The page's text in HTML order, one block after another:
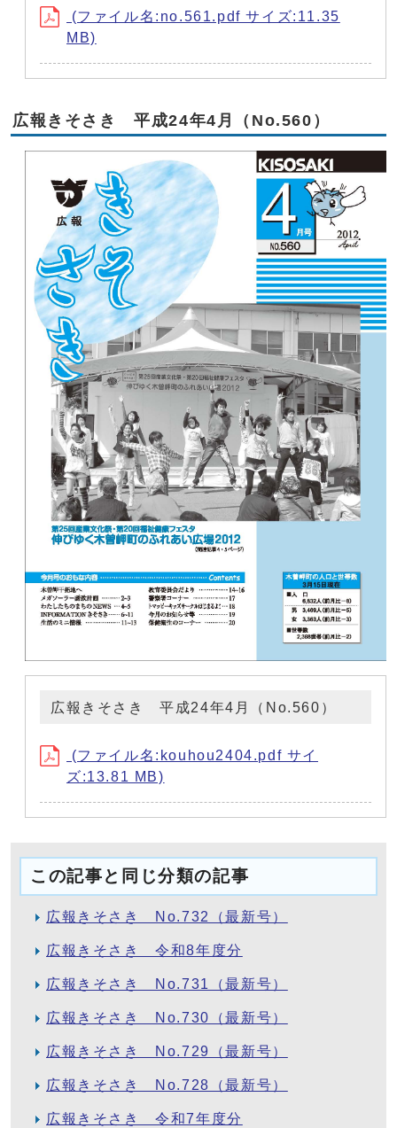
(ファイル名:no.561.pdf サイズ:11.35
MB)
広報きそさき 平成24年4月（No.560）
広報きそさき 平成24年4月（No.560）
(ファイル名:kouhou2404.pdf サイ
ズ:13.81 MB)
この記事と同じ分類の記事
広報きそさき No.732（最新号）
広報きそさき 令和8年度分
広報きそさき No.731（最新号）
広報きそさき No.730（最新号）
広報きそさき No.729（最新号）
広報きそさき No.728（最新号）
広報きそさき 令和7年度分